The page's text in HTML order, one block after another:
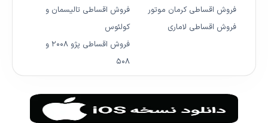
فروش اقساطی کرمان موتور
فروش اقساطی لاماری
فروش اقساطی تالیسمان و
کولئوس
فروش اقساطی پژو ۲۰۰۸ و
۵۰۸